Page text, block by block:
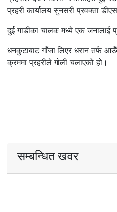
प्रहरी कार्यालय सुनसरी प्रवक्ता
दुई गाडीका चालक मध्ये एक जनालाई
धनकुटाबाट गाँजा लिएर धरान तर्फ
क्रममा प्रहरीले गोली चलाएको हो।
सम्बन्धित खवर